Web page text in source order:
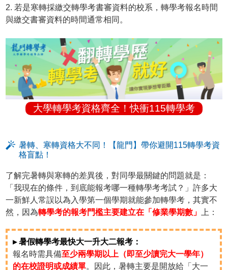
2. 若是寒轉採繳交轉學考書審資料的校系，轉學考報名時間
與繳交書審資料的時間通常相同。
大學轉學考資格齊全！快衝115轉學考
暑轉、寒轉資格大不同！【龍門】帶你避開115轉學考資
格盲點！
了解完暑轉與寒轉的差異後，對同學最關鍵的問題就是：
「我現在的條件，到底能報考哪一種轉學考考試？」許多大
一新鮮人常誤以為入學第一個學期就能參加轉學考，其實不
然，因為轉學考的報考門檻主要建立在「修業學期數」上：
▸ 暑假轉學考最快大一升大二報考：
報名時需具備至少兩學期以上（即至少讀完大一學年）
的在校證明或成績單。因此，暑轉主要是開放給「大一